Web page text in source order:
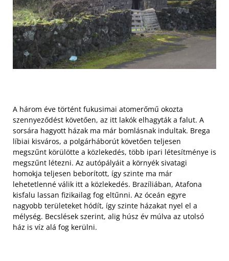
A három éve történt fukusimai atomerőmű okozta
szennyeződést követően, az itt lakók elhagyták a falut. A
sorsára hagyott házak ma már bomlásnak indultak. Brega
líbiai kisváros, a polgárháborút követően teljesen
megszűnt körülötte a közlekedés, több ipari létesítménye is
megszűnt létezni. Az autópályáit a környék sivatagi
homokja teljesen beborított, így szinte ma már
lehetetlenné válik itt a közlekedés. Brazíliában, Atafona
kisfalu lassan fizikailag fog eltűnni. Az óceán egyre
nagyobb területeket hódít, így szinte házakat nyel el a
mélység. Becslések szerint, alig húsz év múlva az utolsó
ház is víz alá fog kerülni.